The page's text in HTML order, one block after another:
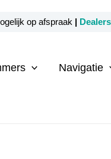
op afspraak | Dealers
Navigatie